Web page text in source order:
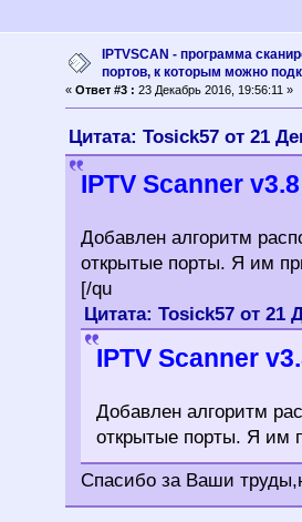
IPTVSCAN - программа
портов, к которым можно
«Ответ #3 : 23 Декабрь 2016, 19:56:11 »
Цитата: Tosick57 от 21
IPTV Scanner v3.8
Добавлен алгоритм
открытые порты. Я им
[/qu
Цитата: Tosick57 от 21
IPTV Scanner
Добавлен алгоритм
открытые порты. Я им
Спасибо за Ваши